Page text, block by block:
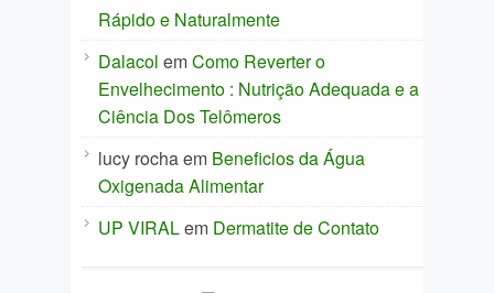
Rápido e Naturalmente
Dalacol emComo Reverter o
Envelhecimento : Nutrição Adequada e a
Ciência Dos Telômeros
lucy rochaem Beneficios da Água
Oxigenada Alimentar
UP VIRALem Dermatite de Contato